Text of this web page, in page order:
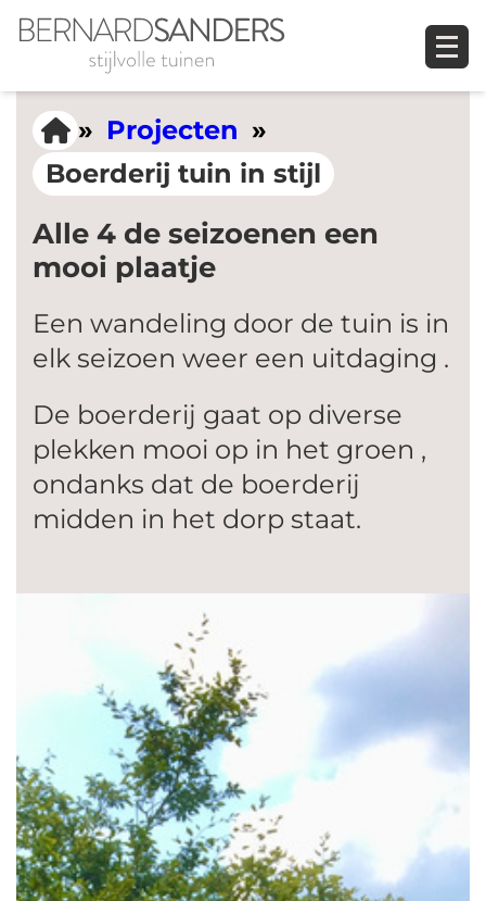
Ga
naar
» Projecten »
Boerderij tuin in stijl
Alle 4 de seizoenen een
mooi plaatje
Een wandeling door de tuin is in
elk seizoen weer een uitdaging .
De boerderij gaat op diverse
plekken mooi op in het groen ,
ondanks dat de boerderij
midden in het dorp staat.